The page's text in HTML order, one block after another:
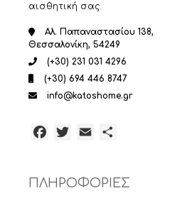
αισθητική σας.
Αλ. Παπαναστασίου 138,
Θεσσαλονίκη, 54249
(+30) 231 031 4296
(+30) 694 446 8747
info@katoshome.gr
Facebook
TwitterEmail
ΠΛΗΡΟΦΟΡΙΕΣ